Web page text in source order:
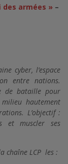
des armées » –
cyber, l’espace
entre nations.
de bataille pour
hautement
L’objectif :
et muscler ses
chaîne LCP les :